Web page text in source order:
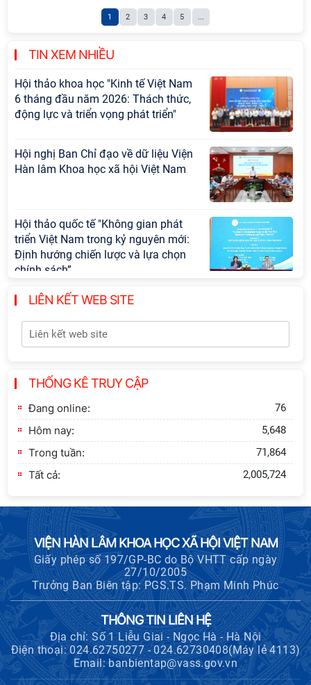
1 2 3 4 5 ...
TIN XEM NHIỀU
Khoa học xã hội Việt Nam làm việc
với Ban Chủ nhiệm các Chương trình
cấp Bộ
Hội thảo khoa học "Kinh tế Việt Nam
6 tháng đầu năm 2026: Thách thức,
động lực và triển vọng phát triển"
Hội nghị Ban Chỉ đạo về dữ liệu Viện
Hàn lâm Khoa học xã hội Việt Nam
Hội thảo quốc tế "Không gian phát
triển Việt Nam trong kỷ nguyên mới:
Định hướng chiến lược và lựa chọn
chính sách”
Viện Hàn lâm Khoa học xã hội Việt
công tác cán bộ
xây dựng Thành Nhà Hồ ở núi An
LIÊN KẾT WEB SITE
THỐNG KÊ TRUY CẬP
Đang online: 76
Hôm nay: 5,648
Trong tuần: 71,864
Tất cả: 2,005,724
VIỆN HÀN LÂM KHOA HỌC XÃ HỘI VIỆT NAM
Giấy phép số 197/GP-BC do Bộ VHTT cấp ngày
27/10/2005
Trưởng Ban Biên tập: PGS.TS. Phạm Minh Phúc
THÔNG TIN LIÊN HỆ
Địa chỉ: Số 1 Liễu Giai - Ngọc Hà - Hà Nội
Điện thoại: 024.62750277 - 024.62730408(Máy lẻ 4113)
Email: banbientap@vass.gov.vn